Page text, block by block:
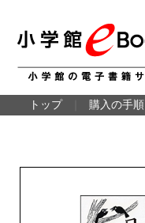
トップ 購入の手順